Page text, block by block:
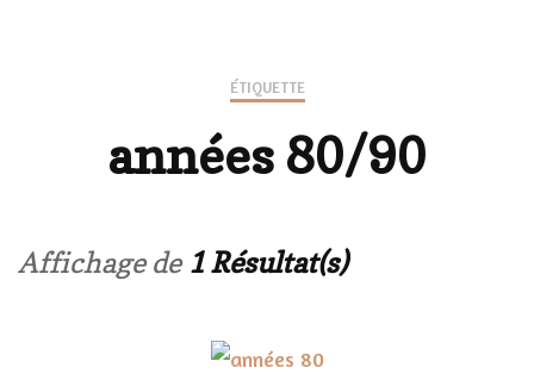
ÉTIQUETTE
années 80/90
Affichage de 1 Résultat(s)